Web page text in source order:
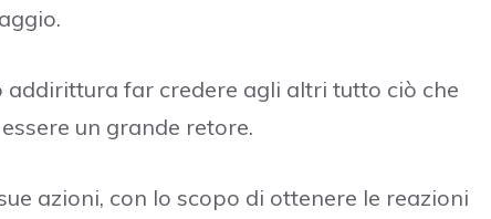
far credere agli altri tutto ciò che
un grande retore.
azioni, con lo scopo di ottenere le reazioni